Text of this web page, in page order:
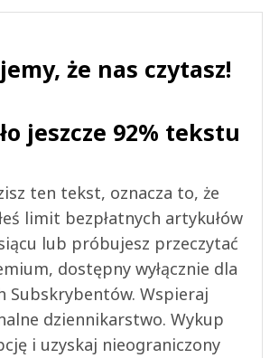
że nas czytasz!
jeszcze 92% tekstu
ten tekst, oznacza to, że
limit bezpłatnych artykułów
lub próbujesz przeczytać
dostępny wyłącznie dla
Subskrybentów. Wspieraj
dziennikarstwo. Wykup
i uzyskaj nieograniczony